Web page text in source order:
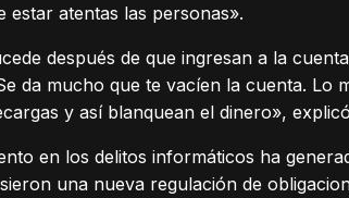
estar atentas las personas».
después de que ingresan a la
da mucho que te vacíen la cuenta. Lo
y así blanquean el dinero»,
en los delitos informáticos ha
una nueva regulación de